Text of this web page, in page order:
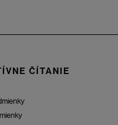
ČÍTANIE